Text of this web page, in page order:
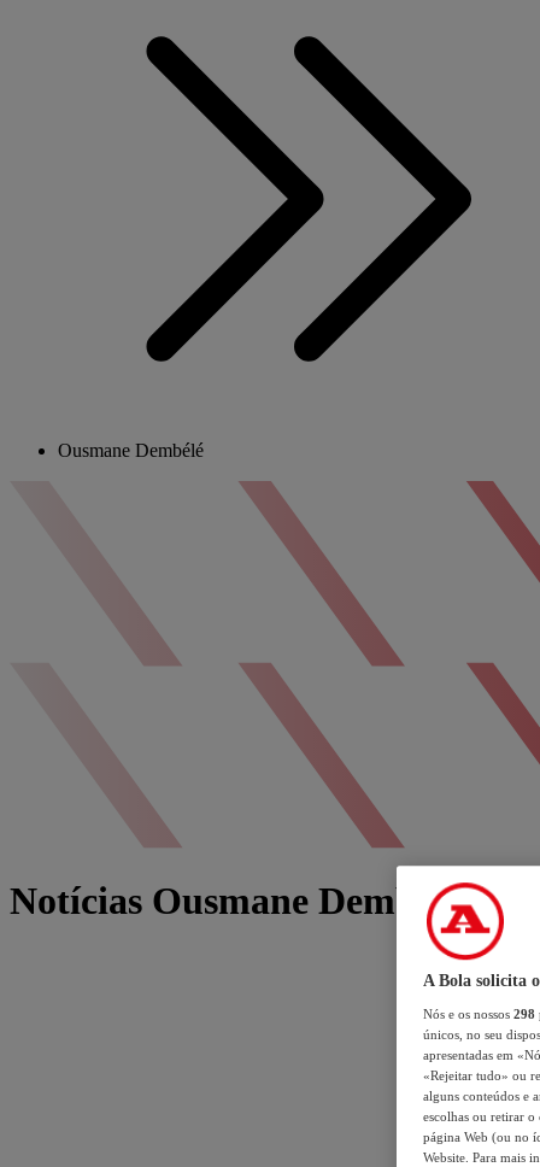
Ousmane Dembélé
Notícias Ousmane Dembélé
A Bola solicita
Nós e os nossos 298
únicos, no seu
apresentadas em
«Rejeitar tudo» ou
alguns conteúdos e
escolhas ou retirar
página Web (ou no
Website. Para mais